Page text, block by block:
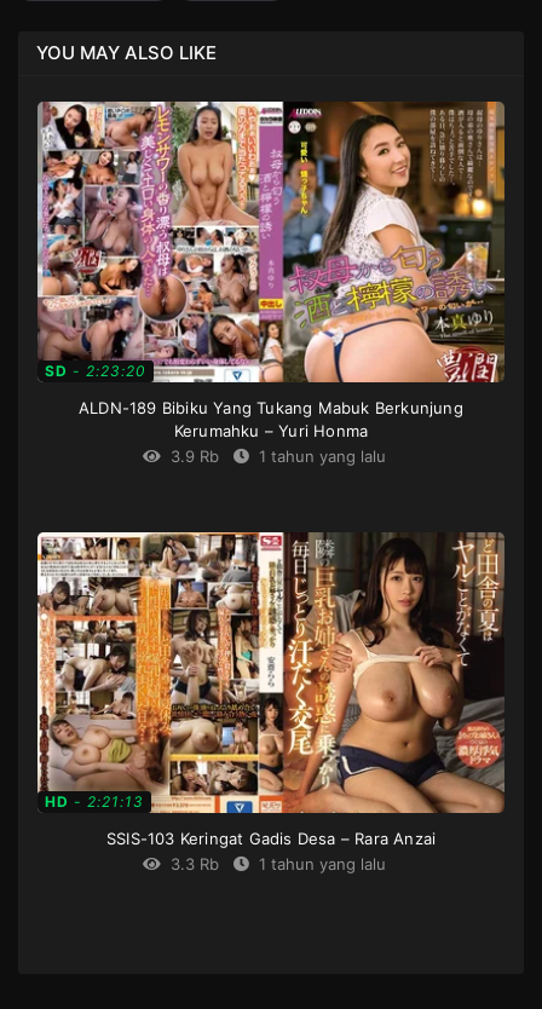
YOU MAY ALSO LIKE
SD - 2:23:20
ALDN-189 Bibiku Yang Tukang Mabuk Berkunjung
Kerumahku – Yuri Honma
3.9 Rb
1 tahun yang lalu
Aunt,Big
Tits,Censored,Creampie,Digital
mosaic,High
vision,Housewife,Mature
woman,Single
work
JP
2023-
07-
22
HD - 2:21:13
SSIS-103 Keringat Gadis Desa – Rara Anzai
3.3 Rb
1 tahun yang lalu